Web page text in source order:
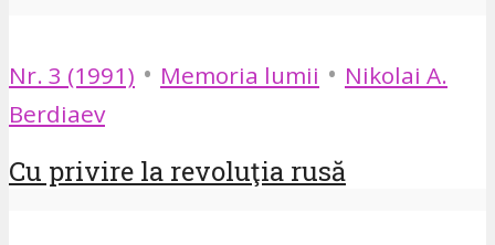
Nr. 3 (1991) • Memoria lumii • Nikolai A.
Berdiaev
Cu privire la revoluţia rusă